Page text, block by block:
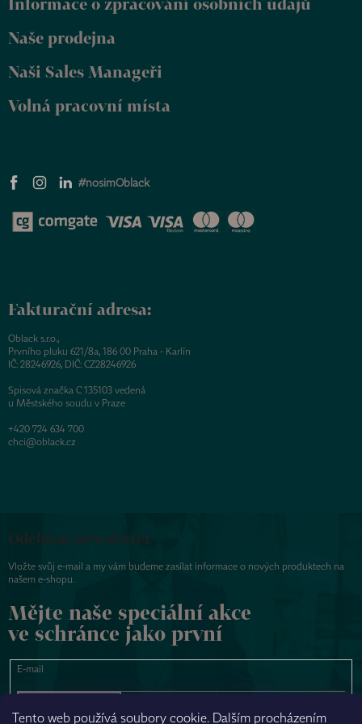
Tento web používá soubory cookie. Dalším procházením
Naše prodejna
Naši Sales Manageři
Volná pracovní místa
#nosimOblack
Fakturační adresa:
Oblack s.r.o.,
Prvního pluku 621/8a, 186 00 Praha - Karlín
IČ: 28246926, DIČ: CZ28246926
Spisová značka C 135103 vedená
u Městského soudu v Praze
+420 724 634 700
chci@oblack.cz
Odebírat newsletter
Vložte svůj e-mail a my vám budeme zasílat informace o nových produktech na
našem e-shopu.
Mějte naše speciální akce
ve schránce jako první
E-mail